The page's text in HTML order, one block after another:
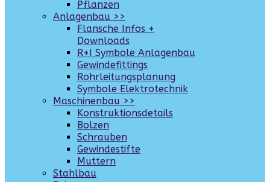
Pflanzen
Anlagenbau >>
Flansche Infos +
Downloads
R+I Symbole Anlagenbau
Gewindefittings
Rohrleitungsplanung
Symbole Elektrotechnik
Maschinenbau >>
Konstruktionsdetails
Bolzen
Schrauben
Gewindestifte
Muttern
Stahlbau